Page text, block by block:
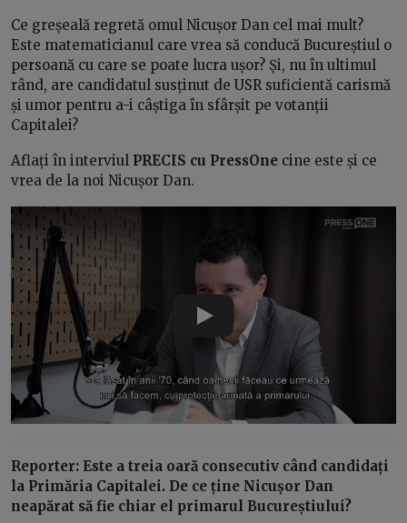
Ce greșeală regretă omul Nicușor Dan cel mai mult?
Este matematicianul care vrea să conducă Bucureștiul o
persoană cu care se poate lucra ușor? Și, nu în ultimul
rând, are candidatul susținut de USR suficientă carismă
și umor pentru a-i câștiga în sfârșit pe votanții
Capitalei?
Aflați în interviul PRECIS cu PressOne cine este și ce
vrea de la noi Nicușor Dan.
Play
Reporter: Este a treia oară consecutiv când candidați
la Primăria Capitalei. De ce ține Nicușor Dan
neapărat să fie chiar el primarul Bucureștiului?